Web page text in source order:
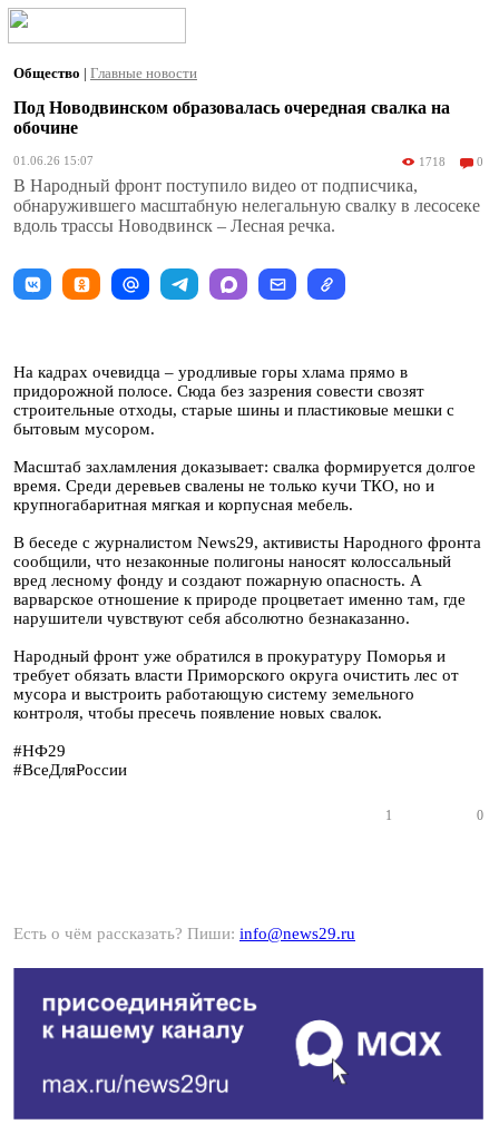
Общество | Главные новости
Под Новодвинском образовалась очередная свалка на
обочине
01.06.26 15:07 1718 0
В Народный фронт поступило видео от подписчика,
обнаружившего масштабную нелегальную свалку в лесосеке
вдоль трассы Новодвинск – Лесная речка.
На кадрах очевидца – уродливые горы хлама прямо в
придорожной полосе. Сюда без зазрения совести свозят
строительные отходы, старые шины и пластиковые мешки с
бытовым мусором.
Масштаб захламления доказывает: свалка формируется долгое
время. Среди деревьев свалены не только кучи ТКО, но и
крупногабаритная мягкая и корпусная мебель.
В беседе с журналистом News29, активисты Народного фронта
сообщили, что незаконные полигоны наносят колоссальный
вред лесному фонду и создают пожарную опасность. А
варварское отношение к природе процветает именно там, где
нарушители чувствуют себя абсолютно безнаказанно.
Народный фронт уже обратился в прокуратуру Поморья и
требует обязать власти Приморского округа очистить лес от
мусора и выстроить работающую систему земельного
контроля, чтобы пресечь появление новых свалок.
#НФ29
#ВсеДляРоссии
1 0
Есть о чём рассказать? Пиши: info@news29.ru